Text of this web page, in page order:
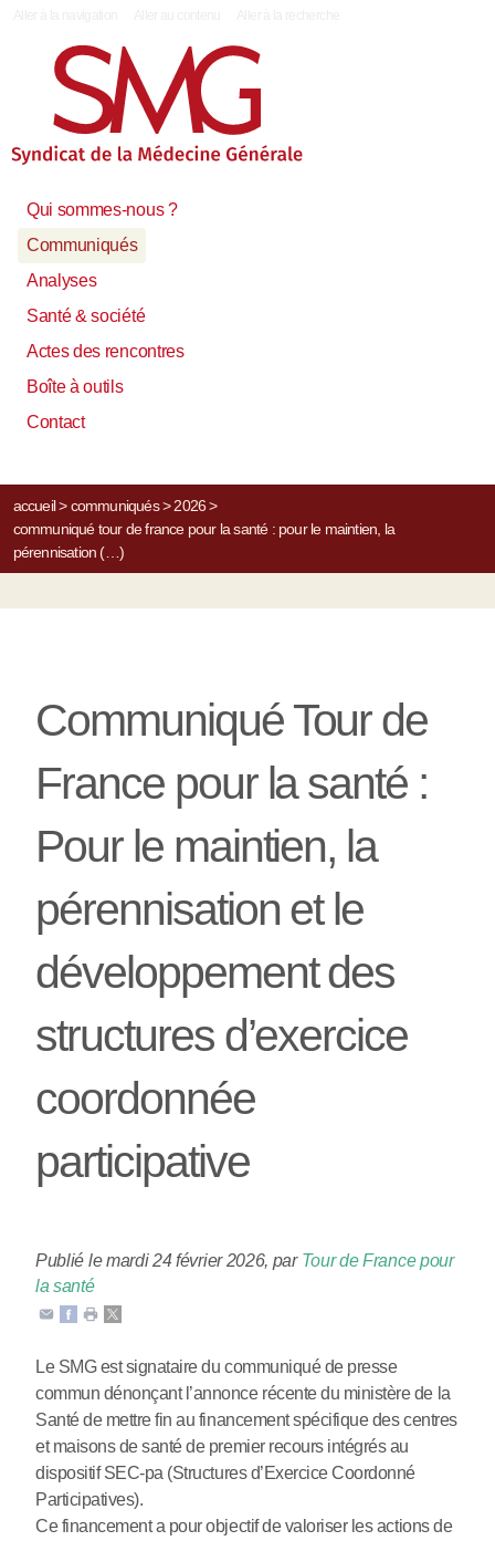
Qui sommes-nous ?
Communiqués
Analyses
Santé & société
Actes des rencontres
Boîte à outils
Contact
accueil> communiqués> 2026>
communiqué tour de france pour la santé : pour le maintien, la
pérennisation (…)
Communiqué Tour de
France pour la santé :
Pour le maintien, la
pérennisation et le
développement des
structures d’exercice
coordonnée
participative
Publié le mardi 24 février 2026, par Tour de France pour
la santé
Le SMG est signataire du communiqué de presse
commun dénonçant l’annonce récente du ministère de la
Santé de mettre fin au financement spécifique des centres
et maisons de santé de premier recours intégrés au
dispositif SEC-pa (Structures d’Exercice Coordonné
Participatives).
Ce financement a pour objectif de valoriser les actions de